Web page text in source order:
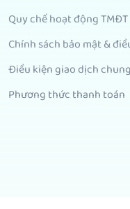
Quy chế hoạt động TMĐT
Chính sách bảo mật &
Điều kiện giao dịch chung
Phương thức thanh toán